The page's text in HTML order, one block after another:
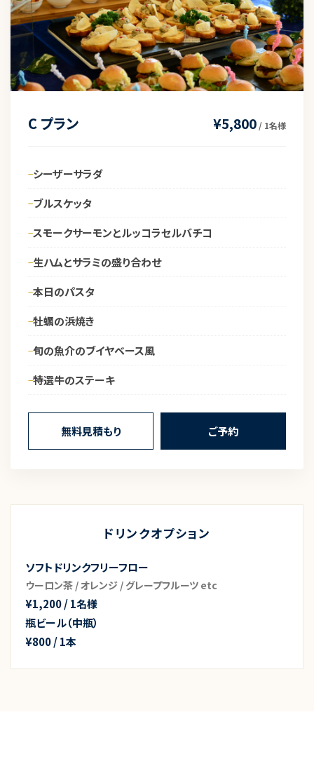
C プラン ¥5,800 / 1名様
シーザーサラダ
ブルスケッタ
スモークサーモンとルッコラセルバチコ
生ハムとサラミの盛り合わせ
本日のパスタ
牡蠣の浜焼き
旬の魚介のブイヤベース風
特選牛のステーキ
無料見積もり ご予約
ドリンクオプション
ソフトドリンクフリーフロー
ウーロン茶 / オレンジ / グレープフルーツ etc
¥1,200 / 1名様
瓶ビール（中瓶）
¥800 / 1本